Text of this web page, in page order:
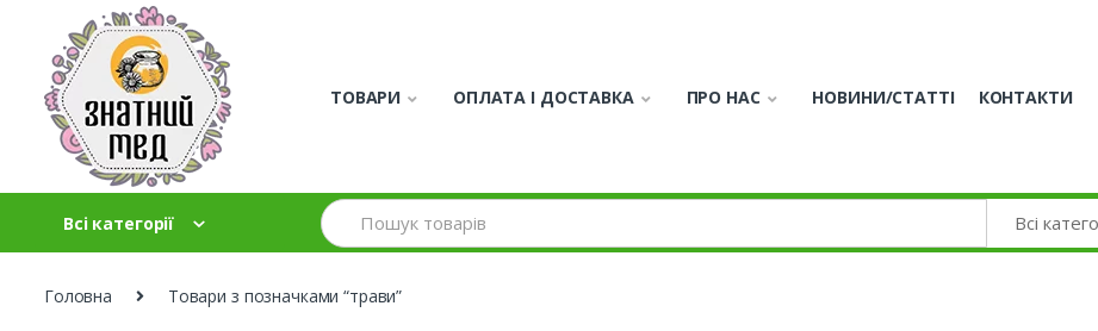
Skip to navigation
Skip to content
ТОВАРИ ОПЛАТА І ДОСТАВКА ПРО НАС НОВИНИ/СТАТТІ КОНТАКТИ
Всі категорії
S
e
a
c
Головна Товари з позначками “трави”